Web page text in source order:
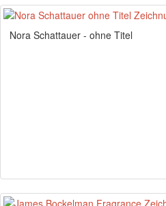
Nora Schattauer - ohne Titel